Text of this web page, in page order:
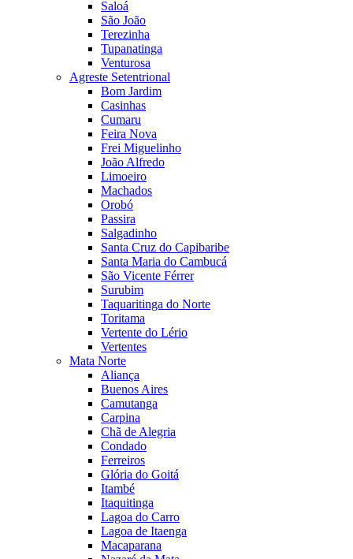
Saloá
São João
Terezinha
Tupanatinga
Venturosa
Agreste Setentrional
Bom Jardim
Casinhas
Cumaru
Feira Nova
Frei Miguelinho
João Alfredo
Limoeiro
Machados
Orobó
Passira
Salgadinho
Santa Cruz do Capibaribe
Santa Maria do Cambucá
São Vicente Férrer
Surubim
Taquaritinga do Norte
Toritama
Vertente do Lério
Vertentes
Mata Norte
Aliança
Buenos Aires
Camutanga
Carpina
Chã de Alegria
Condado
Ferreiros
Glória do Goitá
Itambé
Itaquitinga
Lagoa do Carro
Lagoa de Itaenga
Macaparana